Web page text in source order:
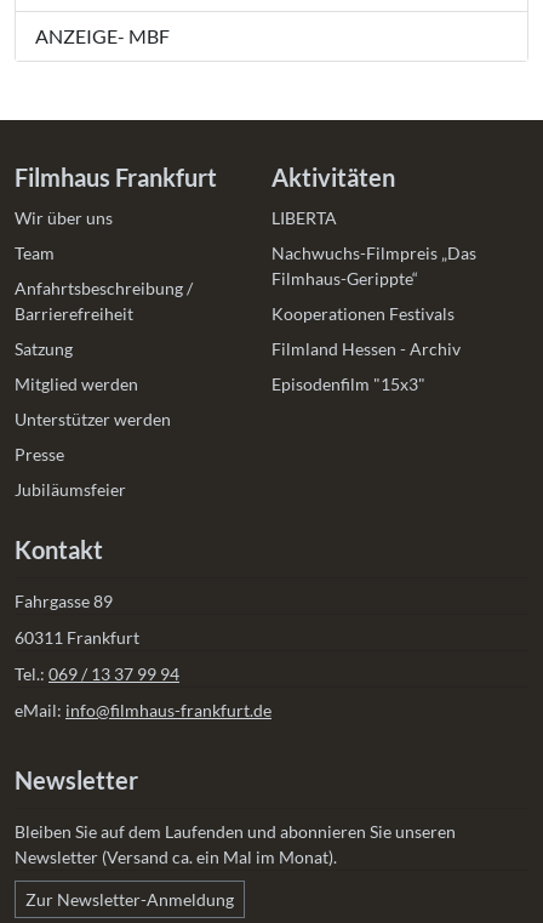
ANZEIGE- MBF
Filmhaus Frankfurt
Wir über uns
Team
Anfahrtsbeschreibung /
Barrierefreiheit
Satzung
Mitglied werden
Unterstützer werden
Presse
Jubiläumsfeier
Aktivitäten
LIBERTA
Nachwuchs-Filmpreis „Das
Filmhaus-Gerippte“
Kooperationen Festivals
Filmland Hessen - Archiv
Episodenfilm "15x3"
Kontakt
Fahrgasse 89
60311 Frankfurt
Tel.: 069 / 13 37 99 94
eMail: info@filmhaus-frankfurt.de
Newsletter
Bleiben Sie auf dem Laufenden und abonnieren Sie unseren
Newsletter (Versand ca. ein Mal im Monat).
Zur Newsletter-Anmeldung